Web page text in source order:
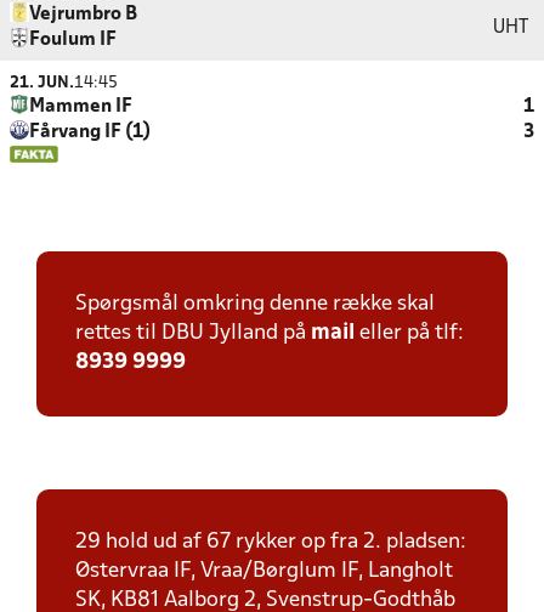
Vejrumbro B
Foulum IF
UHT
21. JUN.14:45
Mammen IF
1
Fårvang IF (1)
3
Spørgsmål omkring denne række skal
rettes til DBU Jylland på mail eller på tlf:
8939 9999
29 hold ud af 67 rykker op fra 2. pladsen:
Østervraa IF, Vraa/Børglum IF, Langholt
SK, KB81 Aalborg 2, Svenstrup-Godthåb